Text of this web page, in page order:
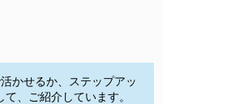
かせるか、ステップアッ
、ご紹介しています。